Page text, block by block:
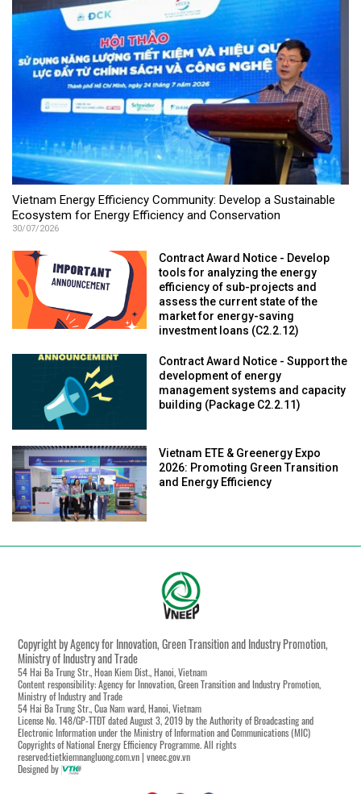
Vietnam Energy Efficiency Community: Develop a Sustainable
Ecosystem for Energy Efficiency and Conservation
30/07/2026
Contract Award Notice - Develop
tools for analyzing the energy
efficiency of sub-projects and
assess the current state of the
market for energy-saving
investment loans (C2.2.12)
Contract Award Notice - Support the
development of energy
management systems and capacity
building (Package C2.2.11)
Vietnam ETE & Greenergy Expo
2026: Promoting Green Transition
and Energy Efficiency
Copyright by Agency for Innovation, Green Transition and Industry Promotion,
Ministry of Industry and Trade
54 Hai Ba Trung Str., Hoan Kiem Dist., Hanoi, Vietnam
Content responsibility: Agency for Innovation, Green Transition and Industry Promotion,
Ministry of Industry and Trade
54 Hai Ba Trung Str., Cua Nam ward, Hanoi, Vietnam
License No. 148/GP-TTĐT dated August 3, 2019 by the Authority of Broadcasting and
Electronic Information under the Ministry of Information and Communications (MIC)
Copyrights of National Energy Efficiency Programme. All rights
reserved:tietkiemnangluong.com.vn | vneec.gov.vn
Designed by